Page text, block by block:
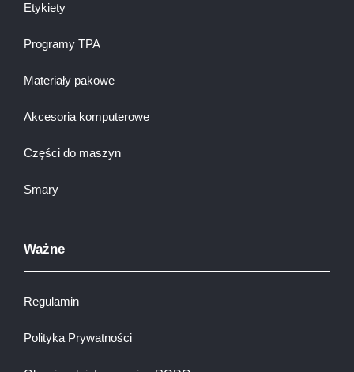
Etykiety
Programy TPA
Materiały pakowe
Akcesoria komputerowe
Części do maszyn
Smary
Ważne
Regulamin
Polityka Prywatności